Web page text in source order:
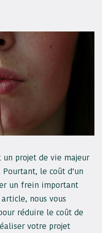
projet de vie majeur
le coût d’un
un frein important
nous vous
réduire le coût de
votre projet